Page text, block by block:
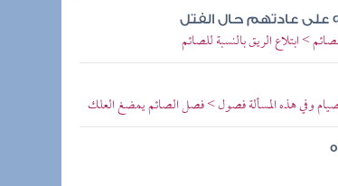
على عادتهم حال الفتل
> ابتلاع الريق بالنسبة للصائم
وفي هذه المسألة فصول > فصل الصائم يمضغ العلك